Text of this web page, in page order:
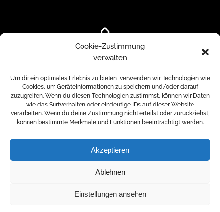
Cookie-Zustimmung
verwalten
Um dir ein optimales Erlebnis zu bieten, verwenden wir Technologien wie
Cookies, um Geräteinformationen zu speichern und/oder darauf
zuzugreifen. Wenn du diesen Technologien zustimmst, können wir Daten
wie das Surfverhalten oder eindeutige IDs auf dieser Website
verarbeiten. Wenn du deine Zustimmung nicht erteilst oder zurückziehst,
können bestimmte Merkmale und Funktionen beeinträchtigt werden.
Akzeptieren
Ablehnen
Einstellungen ansehen
© 2026 MEINPERSONAL-TRAINER |
Marcel Kucharski
Datenschutz Impressum